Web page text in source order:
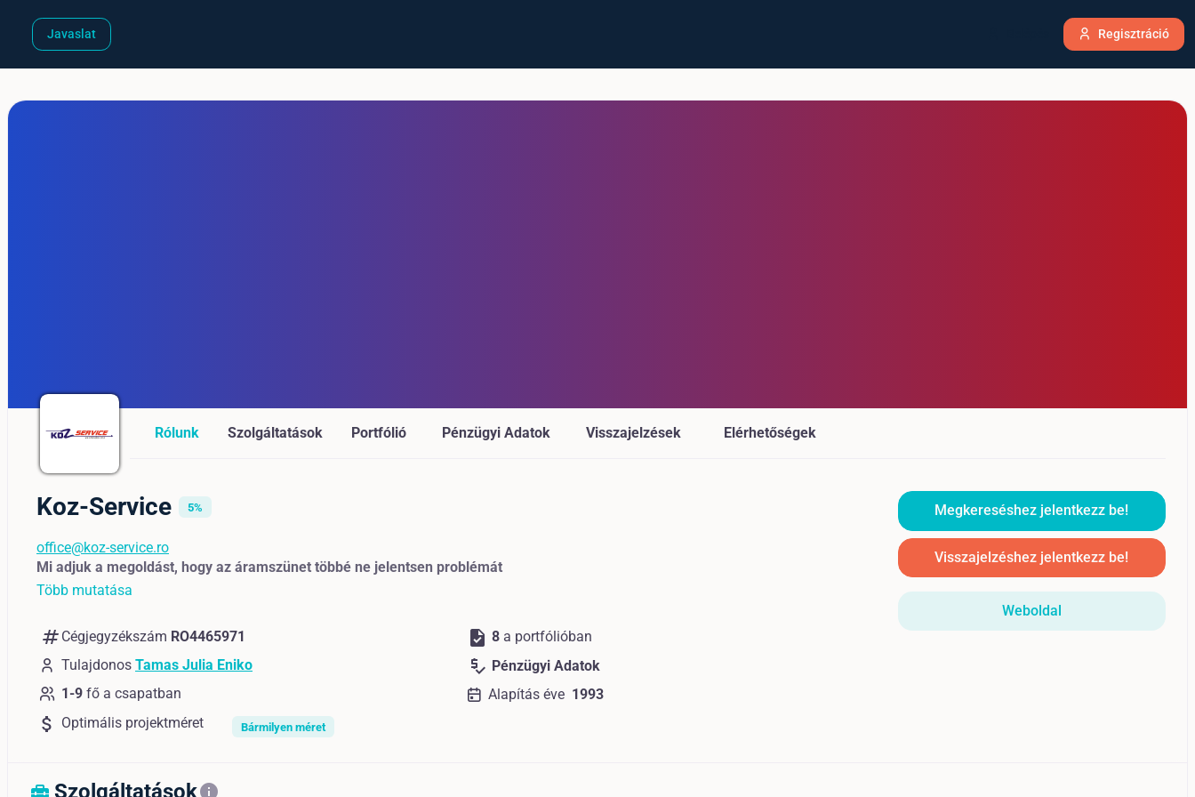
Regisztráció
Javaslat
Rólunk Szolgáltatások Portfólió Pénzügyi Adatok Visszajelzések Elérhetőségek
Koz-Service 5%
office@koz-service.ro
Mi adjuk a megoldást, hogy az áramszünet többé ne jelentsen problémát
Több mutatása
numbers Cégjegyzékszám RO4465971
Tulajdonos Tamas Julia Eniko
1-9 fő a csapatban
task 8 a portfólióban
price_check Pénzügyi Adatok
Alapítás éve 1993
attach_money Optimális projektméret Bármilyen méret
Megkereséshez jelentkezz be!
Visszajelzéshez jelentkezz be!
Weboldal
home_repair_service info